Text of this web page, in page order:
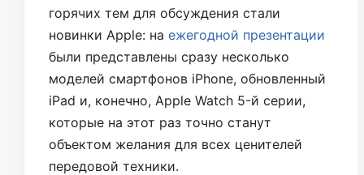
горячих тем для обсуждения стали
новинки Apple: на ежегодной презентации
были представлены сразу несколько
моделей смартфонов iPhone, обновленный
iPad и, конечно, Apple Watch 5-й серии,
которые на этот раз точно станут
объектом желания для всех ценителей
передовой техники.